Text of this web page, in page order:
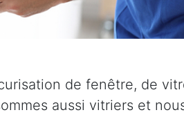
de fenêtre, de
aussi vitriers et